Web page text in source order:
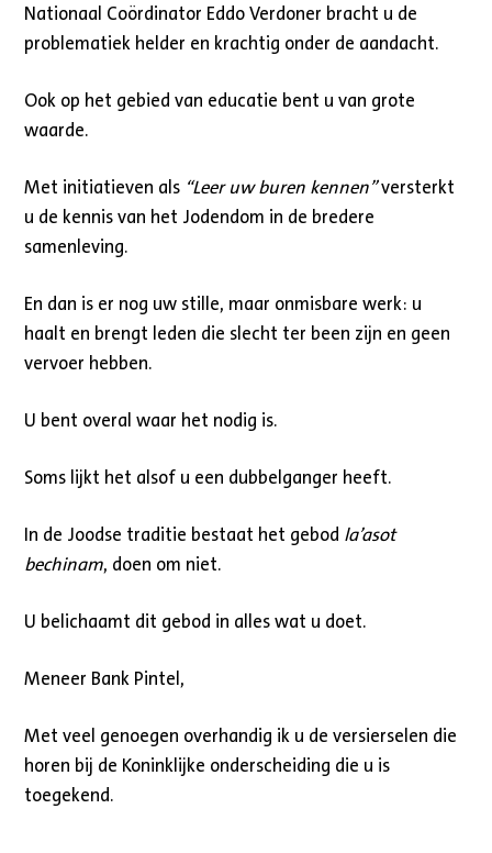
Nationaal Coördinator Eddo Verdoner bracht u de
problematiek helder en krachtig onder de aandacht.
Ook op het gebied van educatie bent u van grote
waarde.
Met initiatieven als “Leer uw buren kennen”versterkt
u de kennis van het Jodendom in de bredere
samenleving.
En dan is er nog uw stille, maar onmisbare werk: u
haalt en brengt leden die slecht ter been zijn en geen
vervoer hebben.
U bent overal waar het nodig is.
Soms lijkt het alsof u een dubbelganger heeft.
In de Joodse traditie bestaat het gebod la’asot
bechinam, doen om niet.
U belichaamt dit gebod in alles wat u doet.
Meneer Bank Pintel,
Met veel genoegen overhandig ik u de versierselen die
horen bij de Koninklijke onderscheiding die u is
toegekend.